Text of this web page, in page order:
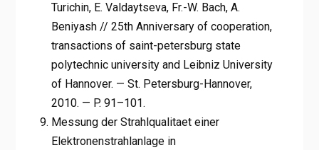
Turichin, E. Valdaytseva, Fr.-W. Bach, A.
Beniyash // 25th Anniversary of cooperation,
transactions of saint-petersburg state
polytechnic university and Leibniz University
of Hannover. — St. Petersburg-Hannover,
2010. — P. 91–101.
Messung der Strahlqualitaet einer
Elektronenstrahlanlage in